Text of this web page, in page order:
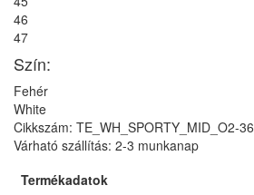
46
47
Szín:
Fehér
White
Cikkszám: TE_WH_SPORTY_MID_O2-36
Várható szállítás: 2-3 munkanap
Termékadatok